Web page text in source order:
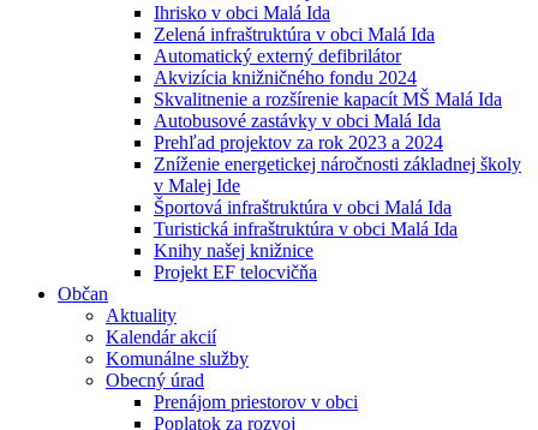
Ihrisko v obci Malá Ida
Zelená infraštruktúra v obci Malá Ida
Automatický externý defibrilátor
Akvizícia knižničného fondu 2024
Skvalitnenie a rozšírenie kapacít MŠ Malá Ida
Autobusové zastávky v obci Malá Ida
Prehľad projektov za rok 2023 a 2024
Zníženie energetickej náročnosti základnej školy
v Malej Ide
Športová infraštruktúra v obci Malá Ida
Turistická infraštruktúra v obci Malá Ida
Knihy našej knižnice
Projekt EF telocvičňa
Občan
Aktuality
Kalendár akcií
Komunálne služby
Obecný úrad
Prenájom priestorov v obci
Poplatok za rozvoj